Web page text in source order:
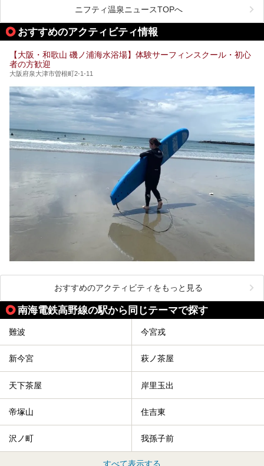
処にいたるまで魅力をたっぷり堪能してきたので、その全容
が充実した施設も多くみられます。
今回はそんなサウナにこだわった、大阪府内のオススメ温
泉・銭湯・スパを30件紹介したいと思います！
ニフティ温泉ニュースTOPへ
おすすめのアクティビティ情報
【大阪・和歌山 磯ノ浦海水浴場】体験サーフィンスクール・初心
者の方歓迎
大阪府泉大津市曽根町2-1-11
おすすめのアクティビティをもっと見る
南海電鉄高野線の駅から同じテーマで探す
難波 今宮戎
新今宮 萩ノ茶屋
天下茶屋 岸里玉出
帝塚山 住吉東
沢ノ町 我孫子前
すべて表示する